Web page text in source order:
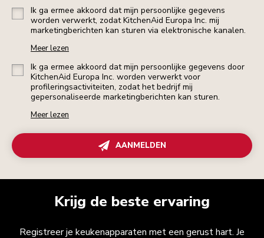
Ik ga ermee akkoord dat mijn persoonlijke gegevens
worden verwerkt, zodat KitchenAid Europa Inc. mij
marketingberichten kan sturen via elektronische kanalen.
Meer lezen
Ik ga ermee akkoord dat mijn persoonlijke gegevens door
KitchenAid Europa Inc. worden verwerkt voor
profileringsactiviteiten, zodat het bedrijf mij
gepersonaliseerde marketingberichten kan sturen.
Meer lezen
AANMELDEN
Krijg de beste ervaring
Registreer je keukenapparaten met een gerust hart. Je